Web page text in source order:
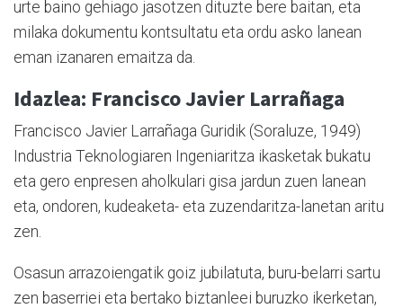
urte baino gehiago jasotzen dituzte bere baitan, eta
milaka dokumentu kontsultatu eta ordu asko lanean
eman izanaren emaitza da.
Idazlea: Francisco Javier Larrañaga
Francisco Javier Larrañaga Guridik (Soraluze, 1949)
Industria Teknologiaren Ingeniaritza ikasketak bukatu
eta gero enpresen aholkulari gisa jardun zuen lanean
eta, ondoren, kudeaketa- eta zuzendaritza-lanetan aritu
zen.
Osasun arrazoiengatik goiz jubilatuta, buru-belarri sartu
zen baserriei eta bertako biztanleei buruzko ikerketan,